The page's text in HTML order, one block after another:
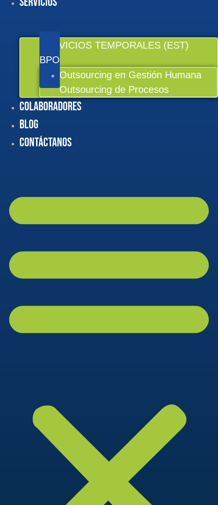
SERVICIOS TEMPORALES (EST)
BPO
Outsourcing en Gestión Humana
Outsourcing de Procesos
Colaboradores
BLOG
Contáctanos